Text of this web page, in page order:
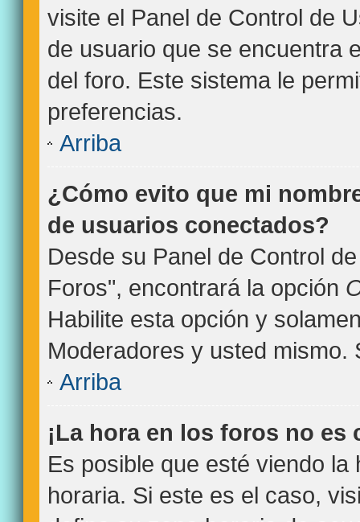
visite el Panel de Control de
de usuario que se encuentra
del foro. Este sistema le
preferencias.
Arriba
¿Cómo evito que mi
de usuarios conectados?
Desde su Panel de Control
Foros", encontrará la opción
Habilite esta opción y
Moderadores y usted
Arriba
¡La hora en los foros no es
Es posible que esté viendo
horaria. Si este es el caso,